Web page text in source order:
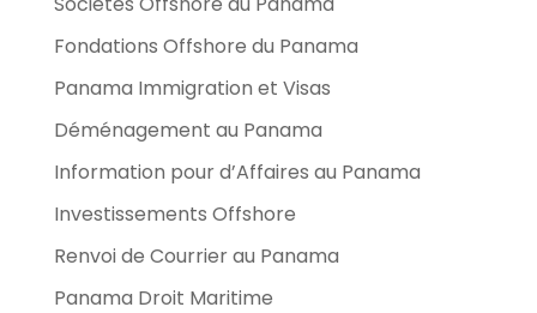
Fondations Offshore du Panama
Panama Immigration et Visas
Déménagement au Panama
Information pour d’Affaires au Panama
Investissements Offshore
Renvoi de Courrier au Panama
Panama Droit Maritime